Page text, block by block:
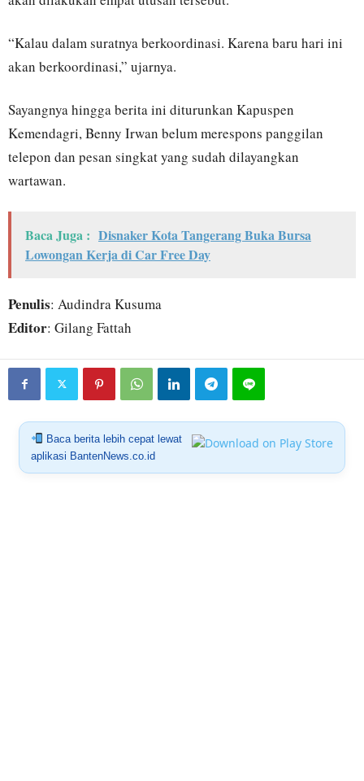
“Kalau dalam suratnya berkoordinasi. Karena baru hari ini
akan berkoordinasi,” ujarnya.
Sayangnya hingga berita ini diturunkan Kapuspen
Kemendagri, Benny Irwan belum merespons panggilan
telepon dan pesan singkat yang sudah dilayangkan
wartawan.
Baca Juga : Disnaker Kota Tangerang Buka Bursa
Lowongan Kerja di Car Free Day
Penulis: Audindra Kusuma
Editor: Gilang Fattah
Baca berita lebih cepat lewat
aplikasi BantenNews.co.id